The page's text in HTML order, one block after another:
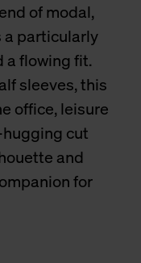
of modal,
a particularly
a flowing fit.
sleeves, this
office, leisure
cut
and
for